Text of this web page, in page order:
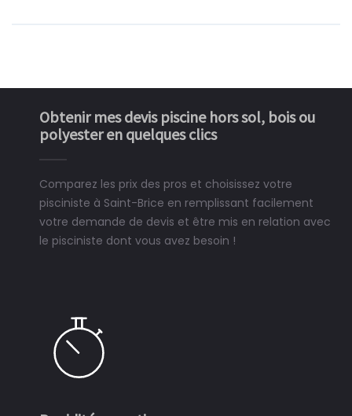
Obtenir mes devis piscine hors sol, bois ou
polyester en quelques clics
Comparez les prix des pros et choisissez votre
pisciniste à Saint-Brice en remplissant facilement
votre demande de devis et être mis en relation avec
le pisciniste dont vous avez besoin !